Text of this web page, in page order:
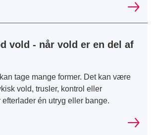
vold - når vold er en del af
tage mange former. Det kan være
vold, trusler, kontrol eller
efterlader én utryg eller bange.